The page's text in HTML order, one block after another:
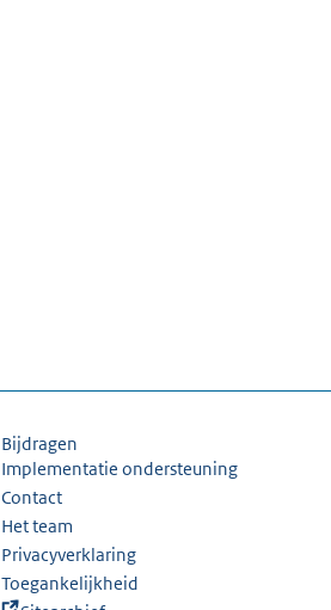
Bijdragen
Implementatie ondersteuning
Contact
Het team
Privacyverklaring
Toegankelijkheid